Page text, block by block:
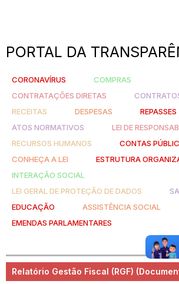
PORTAL DA
CORONAVÍRUS
COMPRAS
CONTRATAÇÕES DIRETAS
RECEITAS
DESPESAS
REPASSES
ATOS NORMATIVOS
LEI DE
RECURSOS HUMANOS
CONTAS
CONHEÇA A LEI
ESTRUTURA
INTERAÇÃO SOCIAL
LEI GERAL DE PROTEÇÃO DE DADOS
EDUCAÇÃO
ASSISTÊNCIA SOCIAL
EMENDAS PARLAMENTARES
Relatório Gestão Fiscal (RGF)